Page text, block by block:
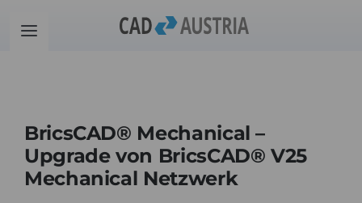
InhaltToggle
Schulung
Kontakt
BricsCAD® Mechanical –
Upgrade von BricsCAD® V25
Mechanical Netzwerk